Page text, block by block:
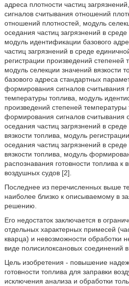
адреса плотности частиц
сигналов считывания отношений
отношений плотностей, модуль
оседания частиц загрязнений в среде
модуль идентификации базового
частиц загрязнений в среде
регистрации произведений степеней
модуль селекции значений вязкости
базового адреса стандартных
формирования сигналов считывания
температуры топлива, модуль
произведений степеней
формирования сигналов считывания
оседания частиц загрязнений в
вязкости топлива, модуль
оседания частиц загрязнений в
вязкости топлива, модуль
распознавания готовности топлива к
воздушных судов [2].
Последнее из перечисленных выше
наиболее близко к описываемому в
решению.
Его недостаток заключается в
отдельных характерных примесей
кварца) и невозможности обработки
виде полисилоксановых соединений в
Цель изобретения - повышение
готовности топлива для заправки
исключения анализа и обработки